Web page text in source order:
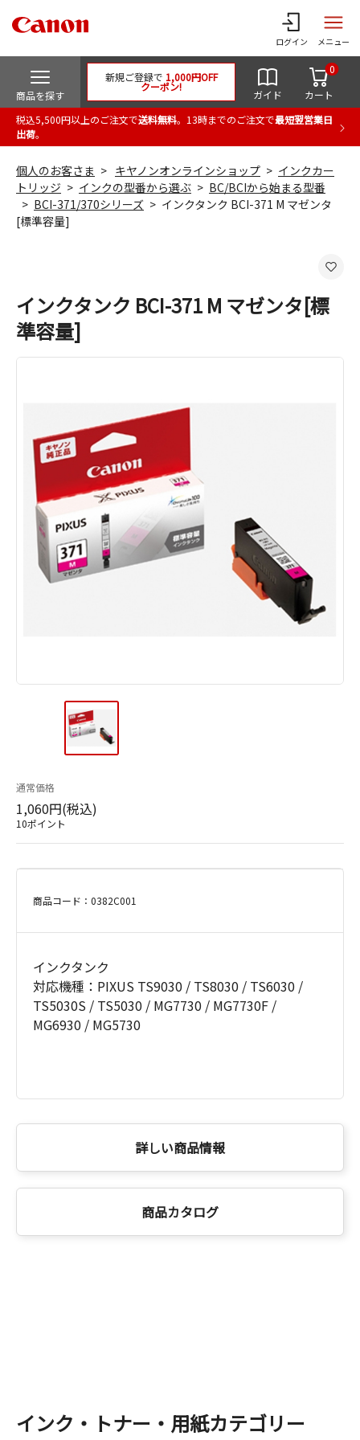
ログイン メニュー
商品を探す
新規ご登録で 1,000円OFF
クーポン!
ガイド カート
0
税込5,500円以上のご注文で送料無料。13時までのご注文で最短翌営業日
出荷。
個人のお客さま キヤノンオンラインショップ
インクカー
トリッジ
インクの型番から選ぶ
BC/BCIから始まる型番
BCI-371/370シリーズ
インクタンク BCI-371 M マゼンタ
[標準容量]
インクタンク BCI-371 M マゼンタ[標
準容量]
通常価格
1,060円(税込)
10ポイント
商品コード：0382C001
インクタンク
対応機種：PIXUS TS9030 / TS8030 / TS6030 /
TS5030S / TS5030 / MG7730 / MG7730F /
MG6930 / MG5730
詳しい商品情報
商品カタログ
インク・トナー・用紙カテゴリー